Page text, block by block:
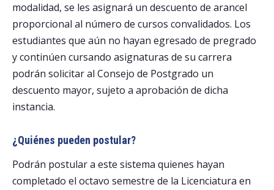
modalidad, se les asignará un descuento de arancel
proporcional al número de cursos convalidados. Los
estudiantes que aún no hayan egresado de pregrado
y continúen cursando asignaturas de su carrera
podrán solicitar al Consejo de Postgrado un
descuento mayor, sujeto a aprobación de dicha
instancia.
¿Quiénes pueden postular?
Podrán postular a este sistema quienes hayan
completado el octavo semestre de la Licenciatura en